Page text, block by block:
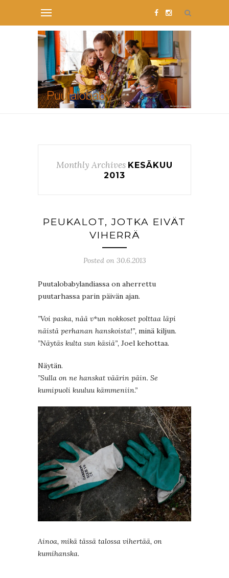
Monthly Archives KESÄKUU
2013
PEUKALOT, JOTKA EIVÄT
VIHERRÄ
Posted on 30.6.2013
Puutalobabylandiassa on aherrettu
puutarhassa parin päivän ajan.
”Voi paska, nää v*un nokkoset polttaa läpi
näistä perhanan hanskoista!”, minä kiljun.
”Näytäs kulta sun käsiä”, Joel kehottaa.
Näytän.
”Sulla on ne hanskat väärin päin. Se
kumipuoli kuuluu kämmeniin.”
Ainoa, mikä tässä talossa vihertää, on
kumihanska.